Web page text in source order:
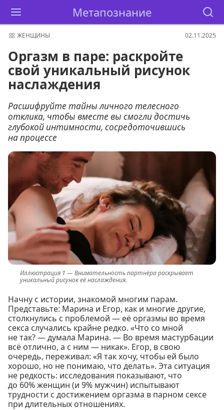
Метапознание
ЖЕНЩИНЫ 02.11.2025
Оргазм в паре: раскройте
свой уникальный рисунок
наслаждения
Расшифруйте тайны личного телесного
отклика, чтобы вместе вы смогли достичь
глубокой интимности, сосредоточившись
на процессе
Внимательность партнёра раскрывает
уникальный рисунок её наслаждения.
Начну с истории, знакомой многим парам.
Представьте: Марина и Егор, как и многие другие,
столкнулись с проблемой — её оргазмы во время
секса случались крайне редко. «Что со мной
не так? — думала Марина. — Во время мастурбации
всё отлично, а с ним — никак». Егор, в свою
очередь, переживал: «Я так хочу, чтобы ей было
хорошо, но не понимаю, что делать». Эта ситуация
не редкость: исследования показывают, что
до 60% женщин (и 9% мужчин) испытывают
трудности с достижением оргазма в парном сексе
при длительных отношениях.